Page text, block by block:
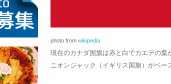
photo from wikipedia
現在のカナダ国旗は赤と白でカエデの葉
ニオンジャック（イギリス国旗）がベー